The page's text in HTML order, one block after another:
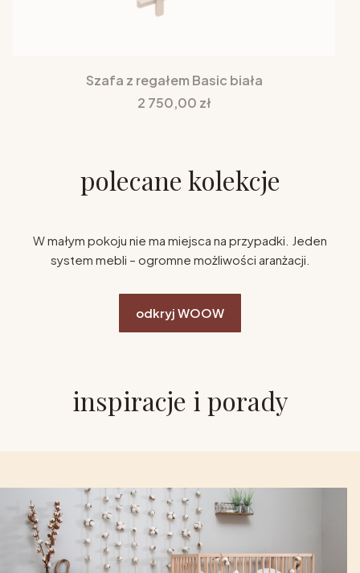
Szafa z regałem Basic biała
Cena
2 750,00 zł
polecane kolekcje
W małym pokoju nie ma miejsca na przypadki. Jeden
system mebli – ogromne możliwości aranżacji.
odkryj WOOW
inspiracje i porady